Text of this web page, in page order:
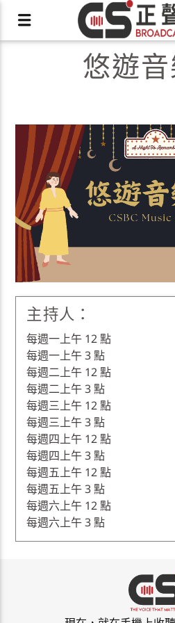
X
悠遊
主持人：
每週一上午 12 點
每週一上午 3 點
每週二上午 12 點
每週二上午 3 點
每週三上午 12 點
每週三上午 3 點
每週四上午 12 點
每週四上午 3 點
每週五上午 12 點
每週五上午 3 點
每週六上午 12 點
每週六上午 3 點